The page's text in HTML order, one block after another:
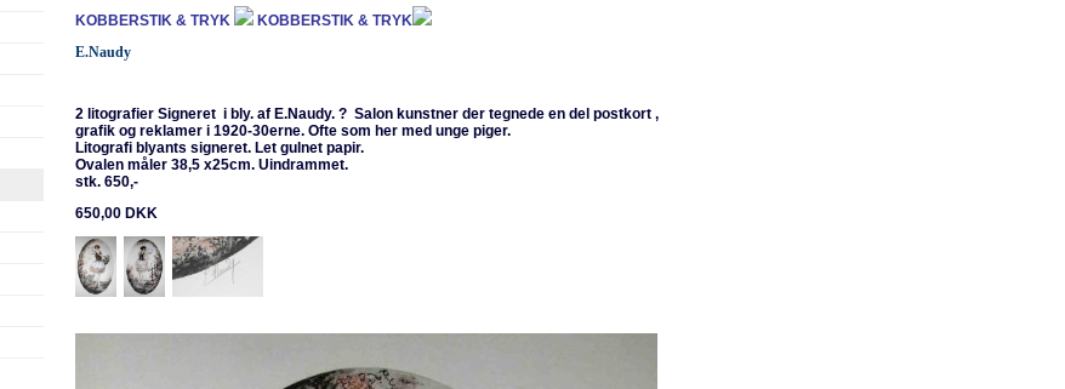
KOBBERSTIK & TRYK
KOBBERSTIK & TRYK
E.Naudy
2 litografier Signeret i bly. af E.Naudy. ? Salon kunstner der tegnede en del postkort ,
grafik og reklamer i 1920-30erne. Ofte som her med unge piger.
Litografi blyants signeret. Let gulnet papir.
Ovalen måler 38,5 x25cm. Uindrammet.
stk. 650,-
650,00DKK